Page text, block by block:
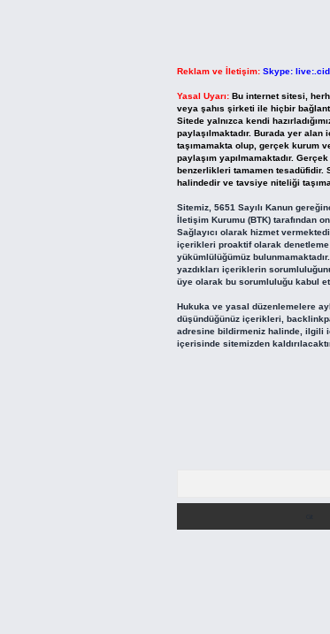
Reklam ve İletişim: Skype:
Yasal Uyarı: Bu internet sitesi,
veya şahıs şirketi ile hiçbir
Sitede yalnızca kendi
paylaşılmaktadır. Burada yer alan
taşımamakta olup, gerçek kurum
paylaşım yapılmamaktadır.
benzerlikleri tamamen tesadüfidir.
halindedir ve tavsiye niteliği
Sitemiz, 5651 Sayılı Kanun
İletişim Kurumu (BTK) tarafından
Sağlayıcı olarak hizmet
içerikleri proaktif olarak denetleme
yükümlülüğümüz
yazdıkları içeriklerin
üye olarak bu sorumluluğu kabul
Hukuka ve yasal düzenlemelere
düşündüğünüz içerikleri,
adresine bildirmeniz halinde, ilgili
içerisinde sitemizden